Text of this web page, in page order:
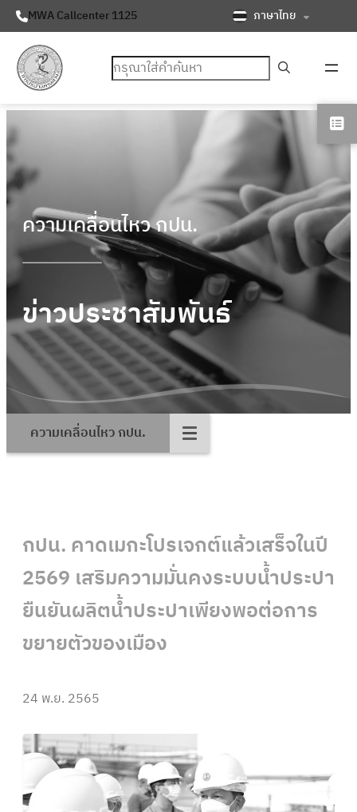
MWA Callcenter 1125 ภาษาไทย
ค้นหา
ความเคลื่อนไหว กปน.
ข่าวประชาสัมพันธ์
ความเคลื่อนไหว กปน.
กปน. คาดเมกะโปรเจกต์แล้วเสร็จในปี
2569 เสริมความมั่นคงระบบน้ำประปา
ยืนยันผลิตน้ำประปาเพียงพอต่อการ
ขยายตัวของเมือง
24 พ.ย. 2565